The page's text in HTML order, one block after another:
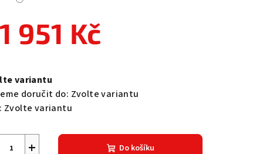
951 Kč
variantu
doručit do: Zvolte variantu
Zvolte variantu
+ Do košíku